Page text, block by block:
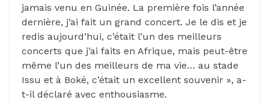
jamais venu en Guinée. La première fois l’année
dernière, j’ai fait un grand concert. Je le dis et je
redis aujourd’hui, c’était l’un des meilleurs
concerts que j’ai faits en Afrique, mais peut-être
même l’un des meilleurs de ma vie… au stade
Issu et à Boké, c’était un excellent souvenir », a-
t-il déclaré avec enthousiasme.